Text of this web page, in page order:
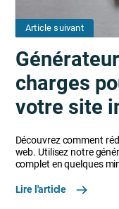
Article suivant
charges
votre site
Découvrez comment
web. Utilisez notre
complet en quelques
Lire l'article